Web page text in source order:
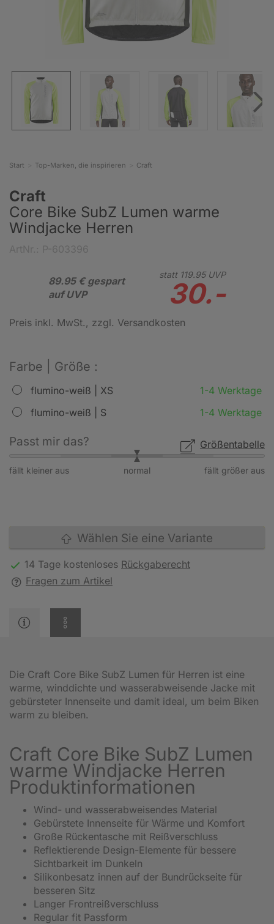
Start Top-Marken, die inspirieren Craft
Craft
Core Bike SubZ Lumen warme
Windjacke Herren
89.95 € gespart
auf UVP
statt 119.95UVP
30.-
Preis inkl. MwSt., zzgl. Versandkosten
Farbe | Größe :
flumino-weiß | XS
1-4 Werktage
flumino-weiß | S
1-4 Werktage
Größentabelle
Passt mir das?
fällt kleiner aus fällt größer aus
normal
Wählen Sie eine Variante
14 Tage kostenloses Rückgaberecht
Fragen zum Artikel
Die Craft Core Bike SubZ Lumen für Herren ist eine
warme, winddichte und wasserabweisende Jacke mit
gebürsteter Innenseite und damit ideal, um beim Biken
warm zu bleiben.
Craft Core Bike SubZ Lumen
warme Windjacke Herren
Produktinformationen
Wind- und wasserabweisendes Material
Gebürstete Innenseite für Wärme und Komfort
Große Rückentasche mit Reißverschluss
Reflektierende Design-Elemente für bessere
Sichtbarkeit im Dunkeln
Silikonbesatz innen auf der Bundrückseite für
besseren Sitz
Langer Frontreißverschluss
Regular fit Passform